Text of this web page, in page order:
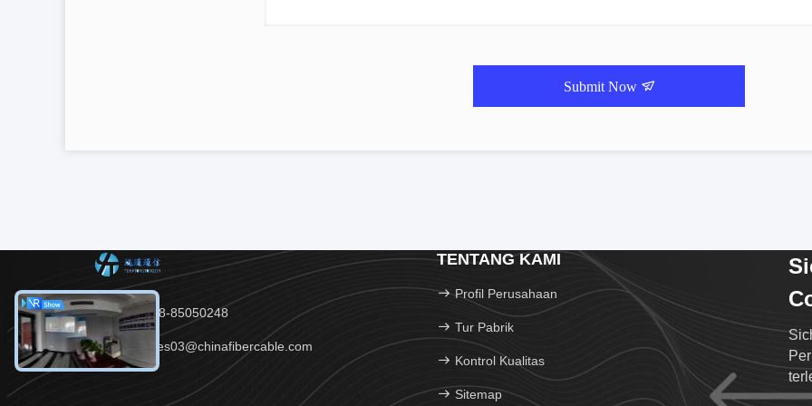
Submit Now
Telp：86-28-85050248
Surel：Sales03@chinafibercable.com
TENTANG KAMI
Profil Perusahaan
Tur Pabrik
Kontrol Kualitas
Sitemap